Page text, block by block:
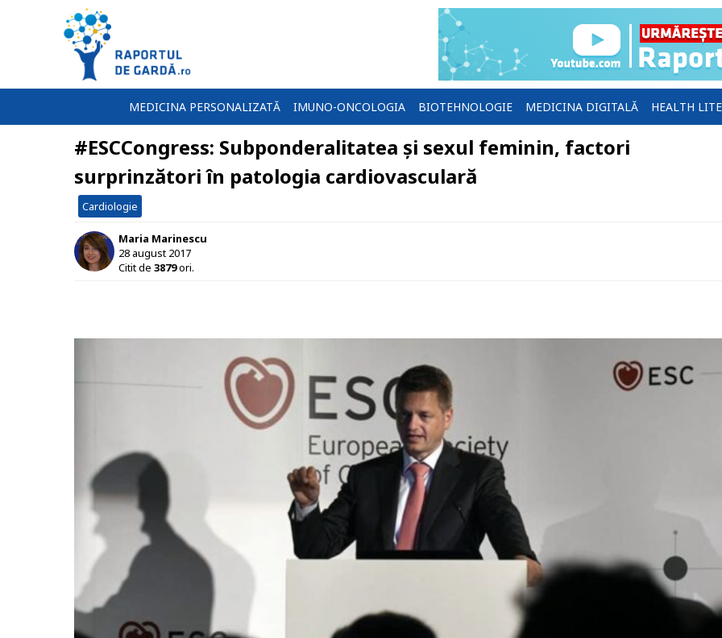
MEDICINA PERSONALIZATĂ IMUNO-ONCOLOGIA BIOTEHNOLOGIE MEDICINA DIGITALĂ HEALTH
#ESCCongress: Subponderalitatea și sexul feminin, factori
surprinzători în patologia cardiovasculară
Cardiologie
Maria Marinescu
28 august 2017
Citit de 3879ori.